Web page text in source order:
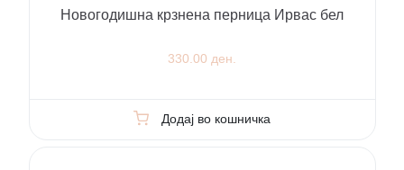
Новогодишна крзнена перница Ирвас бел
330.00 ден.
Додај во кошничка